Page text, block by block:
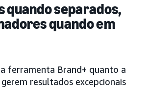
quando separados,
quando em
ferramenta Brand+ quanto a
resultados excepcionais